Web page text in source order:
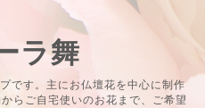
ラ舞
です。主にお仏壇花を中心に制作
らご自宅使いのお花まで、ご希望